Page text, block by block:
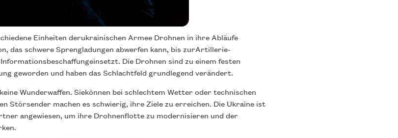
Einheiten derukrainischen Armee Drohnen in ihre Abläufe
das schwere Sprengladungen abwerfen kann, bis zurArtillerie-
Die Drohnen sind zu einem festen
geworden und haben das Schlachtfeld grundlegend verändert.
Wunderwaffen. Siekönnen bei schlechtem Wetter oder technischen
Störsender machen es schwierig, ihre Ziele zu erreichen. Die Ukraine ist
angewiesen, um ihre Drohnenflotte zu modernisieren und der